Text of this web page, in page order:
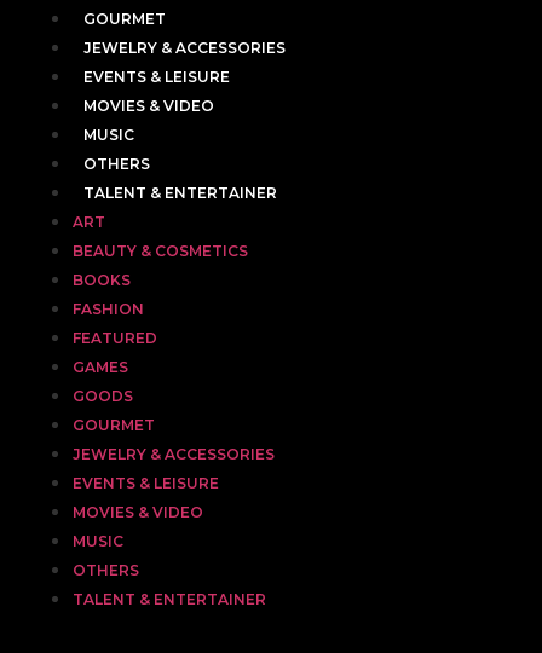
GOURMET
JEWELRY & ACCESSORIES
EVENTS & LEISURE
MOVIES & VIDEO
MUSIC
OTHERS
TALENT & ENTERTAINER
ART
BEAUTY & COSMETICS
BOOKS
FASHION
FEATURED
GAMES
GOODS
GOURMET
JEWELRY & ACCESSORIES
EVENTS & LEISURE
MOVIES & VIDEO
MUSIC
OTHERS
TALENT & ENTERTAINER